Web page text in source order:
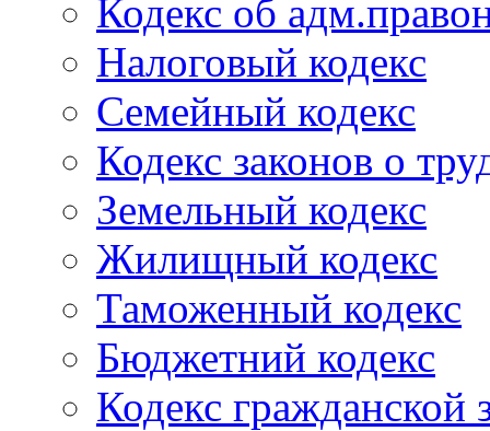
Кодекс об
Налоговый кодекс
Семейный кодекс
Кодекс законов о
Земельный кодекс
Жилищный кодекс
Таможенный кодекс
Бюджетний кодекс
Кодекс гражданской